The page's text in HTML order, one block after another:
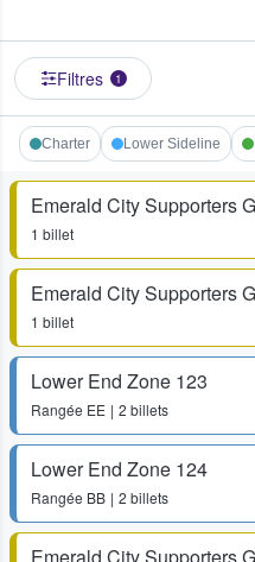
Filtres 1
Charter Lower Sideline
1 billet
1 billet
Lower End Zone 123
Rangée EE 2 billets
Lower End Zone 124
Rangée BB 2 billets